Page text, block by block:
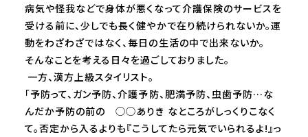
病気や怪我などで身体が悪くなって介護保険のサービスを
受ける前に、少しでも長く健やかで在り続けられないか。運
動をわざわざではなく、毎日の生活の中で出来ないか。
そんなことを考える日々を過ごしておりました。
一方、漢方上級スタイリスト。
「予防って、ガン予防、介護予防、肥満予防、虫歯予防…な
んだか予防の前の ◯◯ありき なところがしっくりこなく
て。否定から入るよりも『こうしてたら元気でいられるよ!』っ